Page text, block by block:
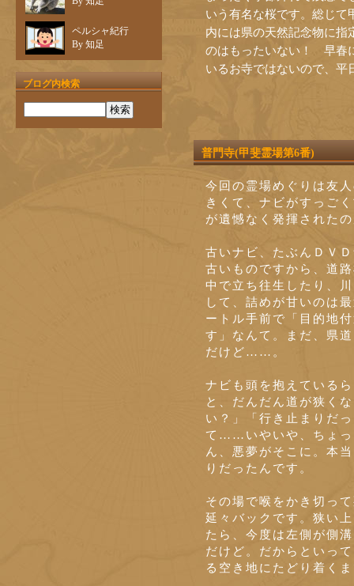
いう有名な桜です。総じて
内には県の天然記念物に指
のはもったいない！ 早春
いるお寺ではないので、平
普門寺(甲斐霊場第6番)
今回の霊場めぐりは友
きくて、ナビがすっご
が遺憾なく発揮された
古いナビ、たぶんＤＶ
古いものですから、道
中で立ち往生したり、
して、詰めが甘いのは
ートル手前で「目的地
す」なんて。まだ、県
だけど……。
ナビも頭を抱えている
と、だんだん道が狭く
い？」「行き止まりだ
て……いやいや、ちょ
ん、悪夢がそこに。本
りだったんです。
その場で喉をかき切っ
延々バックです。狭い
たら、今度は左側が側
だけど。だからといっ
る空き地にたどり着く
ペルシャ紀行
By 知足
ブログ内検索